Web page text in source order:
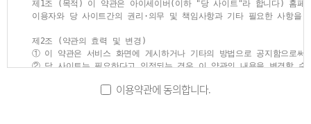
제1조 (목적) 이 약관은 아이세이버(이하 "당 사이트"라 합니다) 홈페
이용자와 당 사이트간의 권리·의무 및 책임사항과 기타 필요한 사항을
제2조 (약관의 효력 및 변경)
① 이 약관은 서비스 화면에 게시하거나 기타의 방법으로 공지함으로
② 당 사이트는 필요하다고 인정되는 경우 이 약관의 내용을 변경할
변경된 약관은 전항과 같은 방법으로 효력이 발생합니다.
이용약관에 동의합니다.